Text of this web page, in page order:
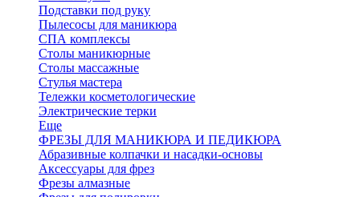
Подставки под руку
Пылесосы для маникюра
СПА комплексы
Столы маникюрные
Столы массажные
Стулья мастера
Тележки косметологические
Электрические терки
Еще
ФРЕЗЫ ДЛЯ МАНИКЮРА И ПЕДИКЮРА
Абразивные колпачки и насадки-основы
Аксессуары для фрез
Фрезы алмазные